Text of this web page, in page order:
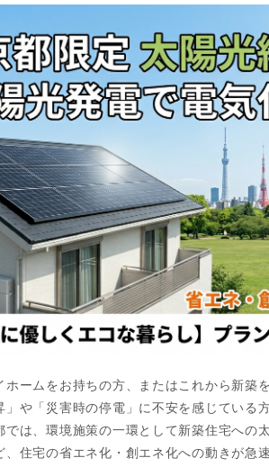
ームをお持ちの方、またはこれから新築
」や「災害時の停電」に不安を感じている
では、環境施策の一環として新築住宅への
、住宅の省エネ化・創エネ化への動きが急